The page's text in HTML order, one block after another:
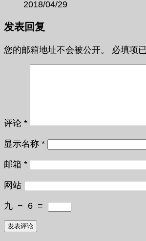
2018/04/29
发表回复
您的邮箱地址不会被公开。 必填项
评论 *
显示名称 *
邮箱 *
网站
九 − 6 =